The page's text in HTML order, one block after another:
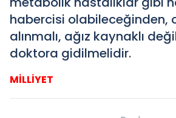
habercisi olabileceğinden,
alınmalı, ağız kaynaklı
doktora gidilmelidir.
MİLLİYET